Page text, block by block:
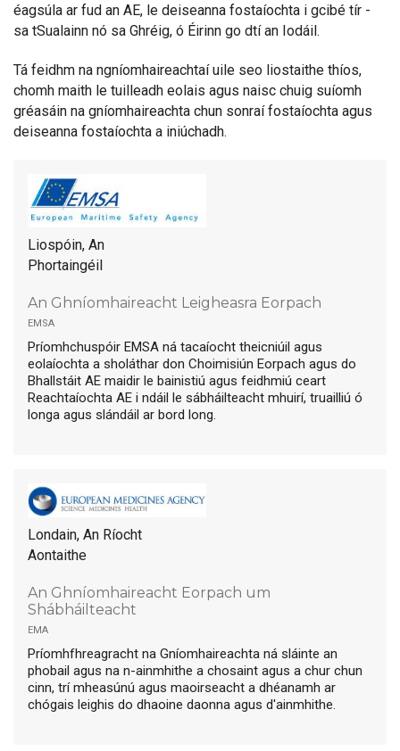
éagsúla ar fud an AE, le deiseanna fostaíochta i gcibé tír -
sa tSualainn nó sa Ghréig, ó Éirinn go dtí an Iodáil.
Tá feidhm na ngníomhaireachtaí uile seo liostaithe thíos,
chomh maith le tuilleadh eolais agus naisc chuig suíomh
gréasáin na gníomhaireachta chun sonraí fostaíochta agus
deiseanna fostaíochta a iniúchadh.
Liospóin, An
Phortaingéil
An Ghníomhaireacht Leigheasra Eorpach
emsa
Príomhchuspóir EMSA ná tacaíocht theicniúil agus
eolaíochta a sholáthar don Choimisiún Eorpach agus do
Bhallstáit AE maidir le bainistiú agus feidhmiú ceart
Reachtaíochta AE i ndáil le sábháilteacht mhuirí, truailliú ó
longa agus slándáil ar bord long.
Londain, An Ríocht
Aontaithe
An Ghníomhaireacht Eorpach um
Shábháilteacht
ema
Príomhfhreagracht na Gníomhaireachta ná sláinte an
phobail agus na n-ainmhithe a chosaint agus a chur chun
cinn, trí mheasúnú agus maoirseacht a dhéanamh ar
chógais leighis do dhaoine daonna agus d'ainmhithe.